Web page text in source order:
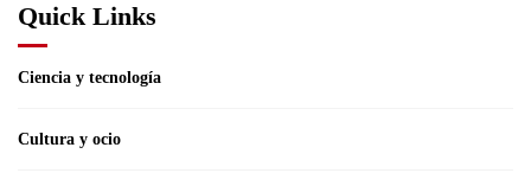
Quick Links
Ciencia y tecnología
Cultura y ocio